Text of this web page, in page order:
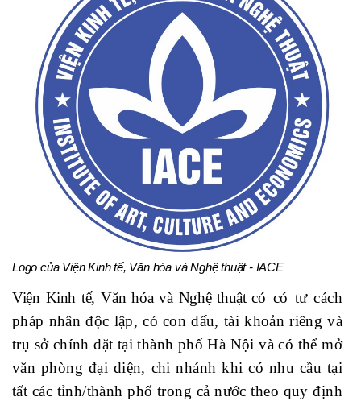
Logo của Viện Kinh tế, Văn hóa và Nghệ thuật - IACE
Viện Kinh tế, Văn hóa và Nghệ thuật có có tư cách
pháp nhân độc lập, có con dấu, tài khoản riêng và
trụ sở chính đặt tại thành phố Hà Nội vàcó thể mở
văn phòng đại diện, chi nhánh khi có nhu cầu tại
tất các tỉnh/thành phố trong cả nước theo quy định